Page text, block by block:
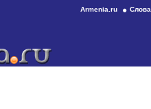
Armenia.ru